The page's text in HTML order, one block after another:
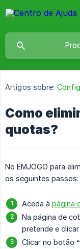
Artigos sobre:
Como
quotas?
No EMJOGO para
os seguintes passos:
Aceda à página
Na página de
pretende e
Clicar no botão